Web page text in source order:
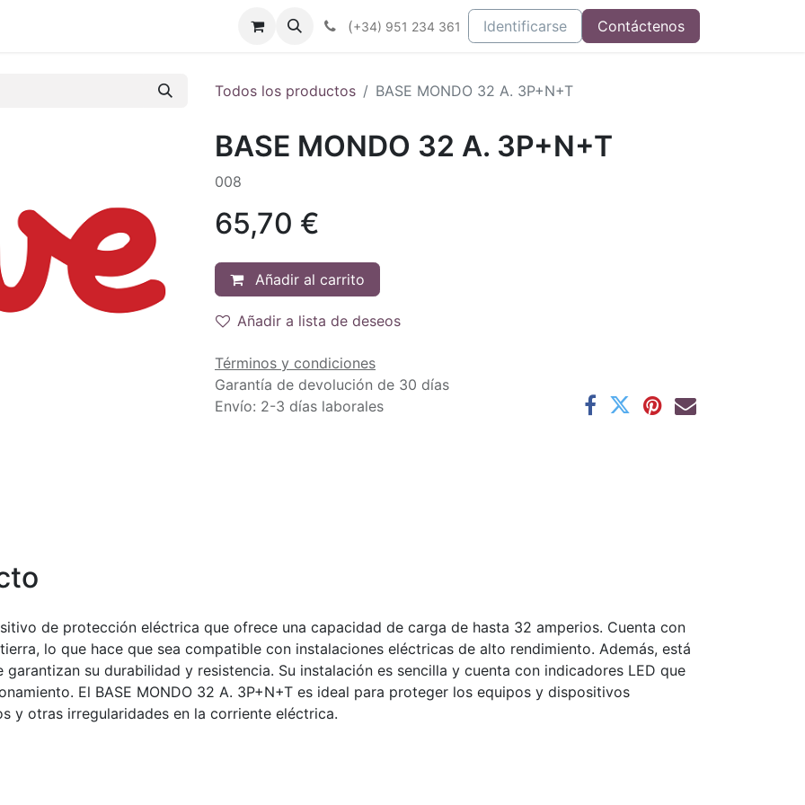
Industrias Noticias Integrados
(+34) 951 234 361 Identificarse Contáctenos
Todos los productos BASE MONDO 32 A. 3P+N+T
BASE MONDO 32 A. 3P+N+T
008
65,70 €
Añadir al carrito
Añadir a lista de deseos
Términos y condiciones
Garantía de devolución de 30 días
Envío: 2-3 días laborales
de protección eléctrica que ofrece una capacidad de carga de hasta 32 amperios. Cuenta con
lo que hace que sea compatible con instalaciones eléctricas de alto rendimiento. Además, está
su durabilidad y resistencia. Su instalación es sencilla y cuenta con indicadores LED que
El BASE MONDO 32 A. 3P+N+T es ideal para proteger los equipos y dispositivos
y otras irregularidades en la corriente eléctrica.